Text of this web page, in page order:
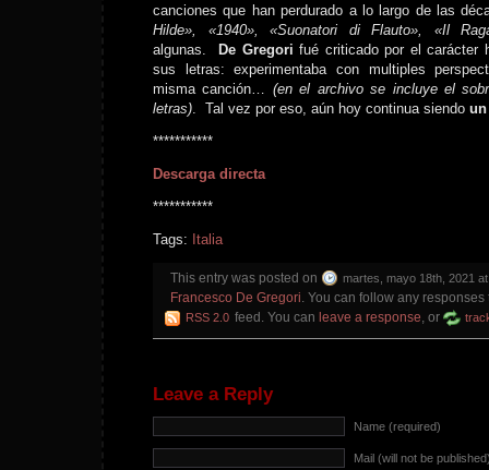
canciones que han perdurado a lo largo de las
Hilde», «1940», «Suonatori di Flauto», «Il
algunas.
De Gregori fué criticado por el carácter
sus letras: experimentaba con multiples
misma canción… (en el archivo se incluye el
letras). Tal vez por eso, aún hoy continua siendo
***********
Descarga directa
***********
Tags: Italia
This entry was posted on martes, mayo 18th, 2021
Francesco De Gregori. You can follow any
RSS 2.0 feed. You can leave a response, or
Leave a Reply
Name (required)
Mail (will not be